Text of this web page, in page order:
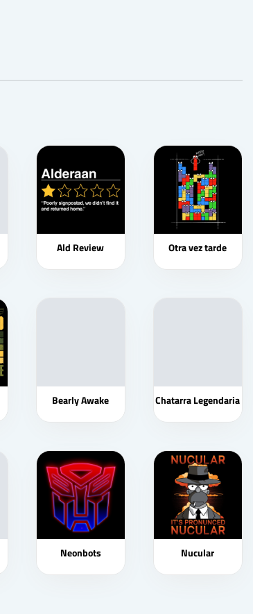
Ald Review Otra vez tarde
Bearly Awake Chatarra Legendaria
Neonbots Nucular